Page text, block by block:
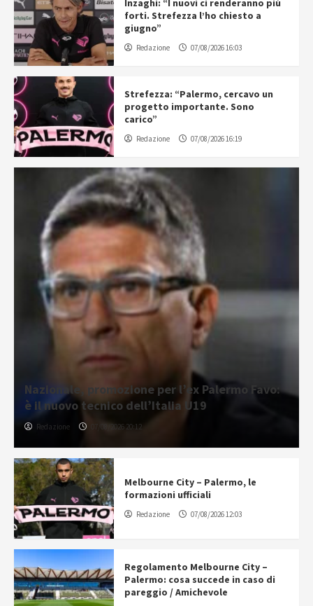
Inzaghi: “I nuovi ci renderanno più
forti. Strefezza l’ho chiesto a
giugno”
Redazione 07/08/2026 16:03
Strefezza: “Palermo, cercavo un
progetto importante. Sono
carico”
Redazione 07/08/2026 16:19
Nazionale, promozione per l’ex Palermo Favo:
è il nuovo tecnico dell’Italia U19
Redazione 07/08/2026 20:12
Melbourne City – Palermo, le
formazioni ufficiali
Redazione 07/08/2026 12:03
Regolamento Melbourne City –
Palermo: cosa succede in caso di
pareggio / Amichevole